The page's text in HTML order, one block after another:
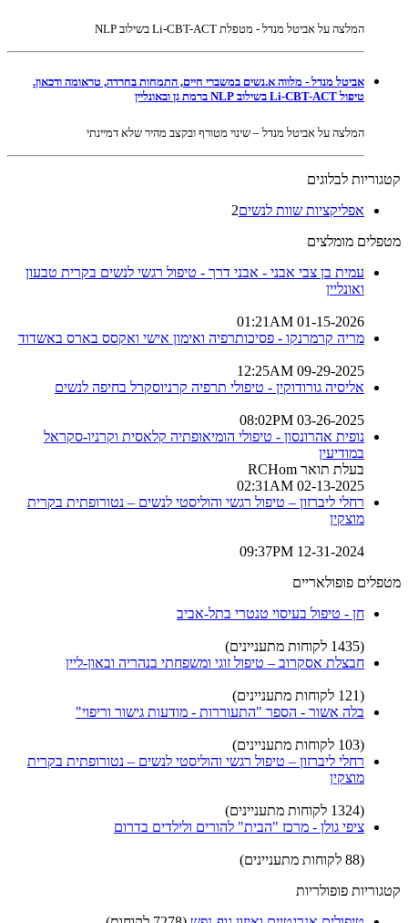
המלצה על אביטל מנדל - מטפלת Li-CBT-ACT בשילוב NLP
אביטל מנדל - מלווה א.נשים במשברי חיים, התמחות בחרדה, טראומה ודכאון.
טיפול Li-CBT-ACT בשילוב NLP ברמת גן ובאונליין
המלצה על אביטל מנדל – שינוי מטורף ובקצב מהיר שלא דמיינתי
קטגוריות לבלוגים
אפליקציות שוות לנשים2
מטפלים מומלצים
עמית בן צבי אבני - אבני דרך - טיפול רגשי לנשים בקרית טבעון
ואונליין
01-15-2026 01:21AM
מריה קרמרנקו - פסיכותרפיה ואימון אישי ואקסס בארס באשדוד
09-29-2025 12:25AM
אליסיה גורודוקין - טיפולי תרפיה קרניוסקרל בחיפה לנשים
03-26-2025 08:02PM
נופית אהרונסון - טיפולי הומיאופתיה קלאסית וקרניו-סקראל
במודיעין
בעלת תואר RCHom
02-13-2025 02:31AM
רחלי ליברזון – טיפול רגשי והוליסטי לנשים – נטורופתית בקרית
מוצקין
12-31-2024 09:37PM
מטפלים פופולאריים
חן - טיפול בעיסוי טנטרי בתל-אביב
(1435 לקוחות מתעניינים)
חבצלת אסקרוב – טיפול זוגי ומשפחתי בנהריה ובאון-ליין
(121 לקוחות מתעניינים)
בלה אשור - הספר "התעוררות - מודעות גישור וריפוי"
(103 לקוחות מתעניינים)
רחלי ליברזון – טיפול רגשי והוליסטי לנשים – נטורופתית בקרית
מוצקין
(1324 לקוחות מתעניינים)
ציפי גולן - מרכז "הבית" להורים ולילדים בדרום
(88 לקוחות מתעניינים)
קטגוריות פופולריות